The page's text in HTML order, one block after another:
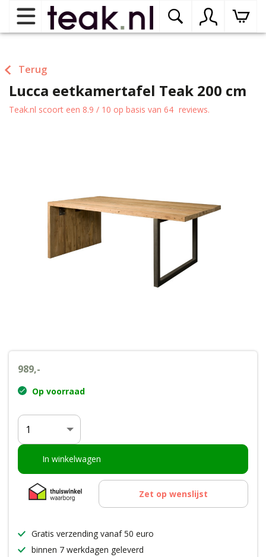
Teak tuinmeubelen
Teak onderhoudsproducten
binnenmeubelen
Terug
Lucca eetkamertafel Teak 200 cm
Teak.nl scoort een 8.9 / 10 op basis van 64 reviews.
989,-
Op voorraad
Aantal
In winkelwagen
Zet op wenslijst
Gratis verzending vanaf 50 euro
binnen 7 werkdagen geleverd